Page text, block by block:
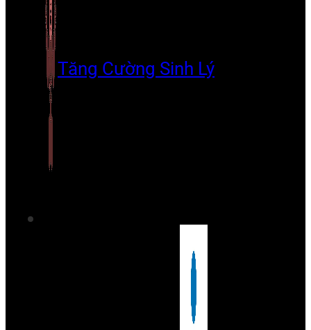
Tăng Cường Sinh Lý